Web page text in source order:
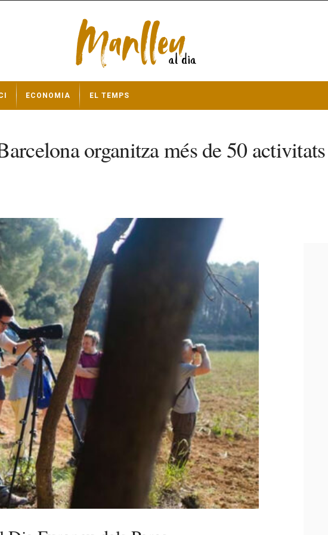
ECONOMIA EL TEMPS
organitza més de 50